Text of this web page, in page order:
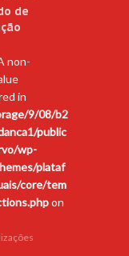
de
non-
in
9/08/b2
public
wp-
plataf
core/tem
on